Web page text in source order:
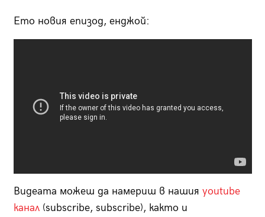
Ето новия епизод, енджой:
Видеата можеш да намериш в нашия youtube
канал(subscribe, subscribe), както и